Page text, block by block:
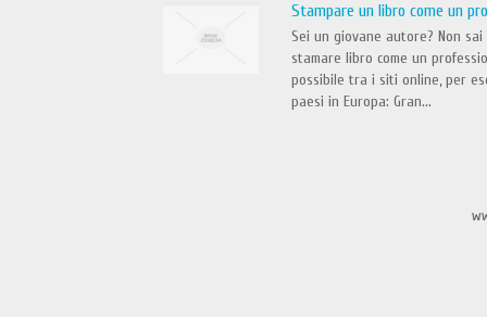
Stampare un libro come un
Sei un giovane autore? Non
stamare libro come un
possibile tra i siti online, per
paesi in Europa: Gran...